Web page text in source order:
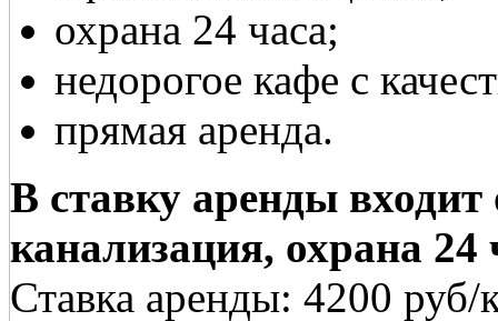
охрана 24 часа;
недорогое кафе с
прямая аренда.
В ставку аренды входит
канализация, охрана 24
Ставка аренды: 4200